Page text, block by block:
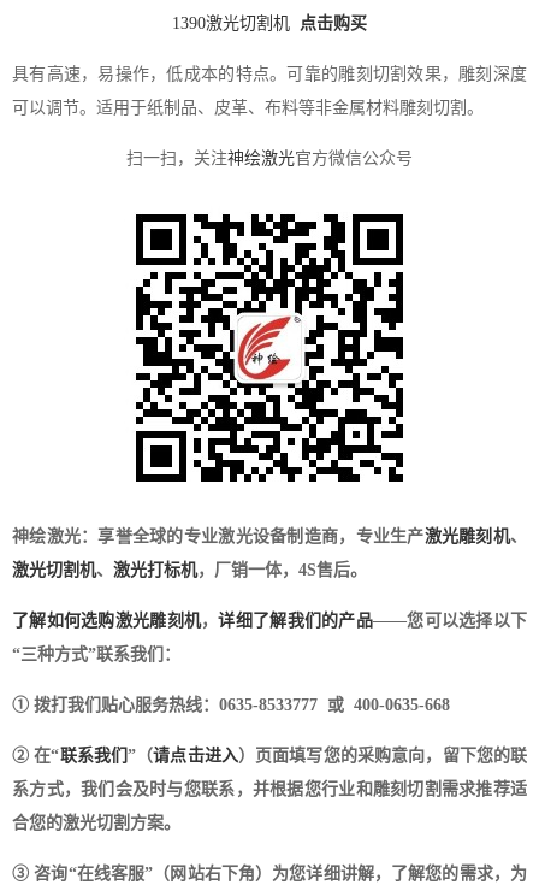
1390激光切割机 点击购买
具有高速，易操作，低成本的特点。可靠的雕刻切割效果，雕刻深度
可以调节。适用于纸制品、皮革、布料等非金属材料雕刻切割。
扫一扫，关注神绘激光官方微信公众号
神绘激光：享誉全球的专业激光设备制造商，专业生产激光雕刻机、
激光切割机、 激光打标机，厂销一体，4S售后。
了解如何选购激光雕刻机，详细了解我们的产品——您可以选择以下
“三种方式”联系我们：
① 拨打我们贴心服务热线：0635-8533777 或 400-0635-668
② 在“联系我们”（请点击进入）页面填写您的采购意向，留下您的联
系方式，我们会及时与您联系，并根据您行业和雕刻切割需求推荐适
合您的激光切割方案。
③ 咨询“在线客服”（网站右下角）为您详细讲解，了解您的需求，为